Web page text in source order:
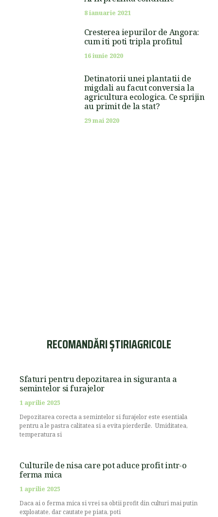
8 ianuarie 2021
Cresterea iepurilor de Angora:
cum iti poti tripla profitul
16 iunie 2020
Detinatorii unei plantatii de
migdali au facut conversia la
agricultura ecologica. Ce sprijin
au primit de la stat?
29 mai 2020
RECOMANDĂRI ȘTIRIAGRICOLE
Sfaturi pentru depozitarea in siguranta a
semintelor si furajelor
1 aprilie 2025
Depozitarea corecta a semintelor si furajelor este esentiala
pentru a le pastra calitatea si a evita pierderile. Umiditatea,
temperatura si
Culturile de nisa care pot aduce profit intr-o
ferma mica
1 aprilie 2025
Daca ai o ferma mica si vrei sa obtii profit din culturi mai putin
exploatate, dar cautate pe piata, poti